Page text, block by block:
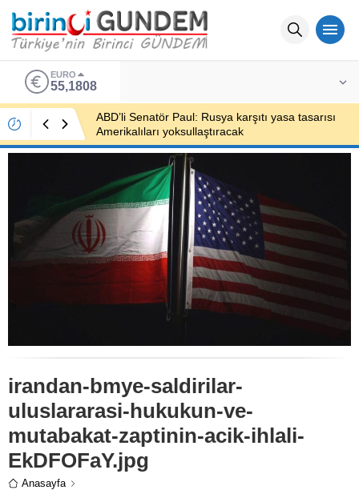
EURO
55,1808
ABD’li Senatör Paul: Rusya karşıtı yasa tasarısı
Amerikalıları yoksullaştıracak
irandan-bmye-saldirilar-
uluslararasi-hukukun-ve-
mutabakat-zaptinin-acik-ihlali-
EkDFOFaY.jpg
Anasayfa